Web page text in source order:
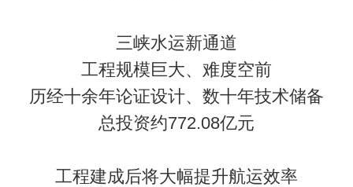
三峡水运新通道
工程规模巨大、难度空前
历经十余年论证设计、数十年技术储备
总投资约772.08亿元
工程建成后将大幅提升航运效率